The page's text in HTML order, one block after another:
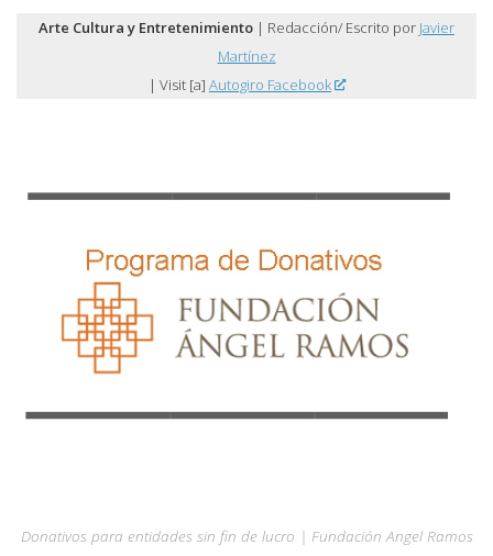
Arte Cultura y Entretenimiento | Redacción/ Escrito por Javier
Martínez
| Visit [a] Autogiro Facebook
Donativos para entidades sin fin de lucro | Fundación Angel Ramos